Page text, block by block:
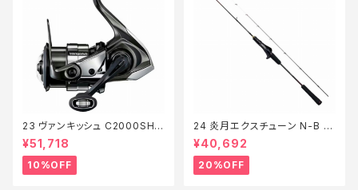
23 ヴァンキッシュ C2000SHG
【継続セール_リール】【10】
¥51,718
10%OFF
24 炎月エクスチューン N-B 51
0ML-FS/LEFT【特価ロッド】【2
0】
¥40,692
20%OFF